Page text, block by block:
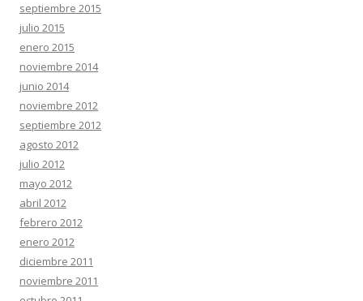
septiembre 2015
julio 2015
enero 2015
noviembre 2014
junio 2014
noviembre 2012
septiembre 2012
agosto 2012
julio 2012
mayo 2012
abril 2012
febrero 2012
enero 2012
diciembre 2011
noviembre 2011